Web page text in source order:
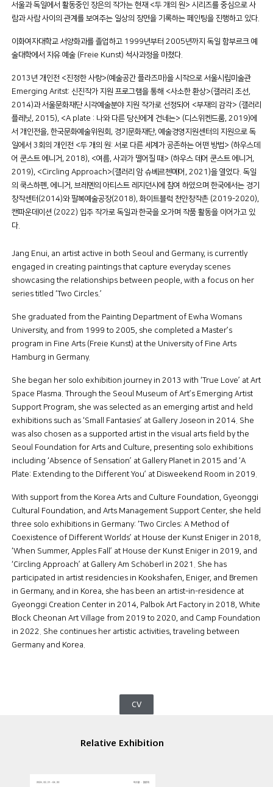
서울과 독일에서 활동중인 장은의 작가는 현재 <두 개의 원> 시리즈를 중심으로 사
람과 사람 사이의 관계를 보여주는 일상의 장면을 기록하는 페인팅을 진행하고 있다.
이화여자대학교 서양화과를 졸업하고 1999년부터 2005년까지 독일 함부르크 예
술대학에서 자유 예술 (Freie Kunst) 석사과정을 마쳤다.
2013년 개인전 <진정한 사랑>(예술공간 플라즈마)을 시작으로 서울시립미술관
Emerging Aritst: 신진작가 지원 프로그램을 통해 <사소한 환상>(갤러리 조선,
2014)과 서울문화재단 시각예술분야 지원 작가로 선정되어 <부재의 감각> (갤러리
플레닛, 2015), <A plate : 나와 다른 당신에게 건네는> (디스위켄드룸, 2019)에
서 개인전을, 한국문화예술위원회, 경기문화재단, 예술경영지원센터의 지원으로 독
일에서 3회의 개인전 <두 개의 원: 서로 다른 세계가 공존하는 어떤 방법> (하우스데
어 쿤스트 에니거, 2018), <여름, 사과가 떨어질 때> (하우스 데어 쿤스트 에니거,
2019), <Circling Approach>(갤러리 암 슈베르첸메어, 2021)을 열었다. 독일
의 쿡스하펜, 에니거, 브레멘의 아티스트 레지던시에 참여 하였으며 한국에서는 경기
창작센터(2014)와 팔복예술공장(2018), 화이트블럭 천안창작촌 (2019-2020),
캔파운데이션 (2022) 입주 작가로 독일과 한국을 오가며 작품 활동을 이어가고 있
다.
Jang Enui, an artist active in both Seoul and Germany, is currently
engaged in creating paintings that capture everyday scenes
showcasing the relationships between people, with a focus on her
series titled ‘Two Circles.’
She graduated from the Painting Department of Ewha Womans
University, and from 1999 to 2005, she completed a Master’s
program in Fine Arts (Freie Kunst) at the University of Fine Arts
Hamburg in Germany.
She began her solo exhibition journey in 2013 with ‘True Love’ at Art
Space Plasma. Through the Seoul Museum of Art’s Emerging Artist
Support Program, she was selected as an emerging artist and held
exhibitions such as ‘Small Fantasies’ at Gallery Joseon in 2014. She
was also chosen as a supported artist in the visual arts field by the
Seoul Foundation for Arts and Culture, presenting solo exhibitions
including ‘Absence of Sensation’ at Gallery Planet in 2015 and ‘A
Plate: Extending to the Different You’ at Disweekend Room in 2019.
With support from the Korea Arts and Culture Foundation, Gyeonggi
Cultural Foundation, and Arts Management Support Center, she held
three solo exhibitions in Germany: ‘Two Circles: A Method of
Coexistence of Different Worlds’ at House der Kunst Eniger in 2018,
‘When Summer, Apples Fall’ at House der Kunst Eniger in 2019, and
‘Circling Approach’ at Gallery Am Schöberl in 2021. She has
participated in artist residencies in Kookshafen, Eniger, and Bremen
in Germany, and in Korea, she has been an artist-in-residence at
Gyeonggi Creation Center in 2014, Palbok Art Factory in 2018, White
Block Cheonan Art Village from 2019 to 2020, and Camp Foundation
in 2022. She continues her artistic activities, traveling between
Germany and Korea.
CV
Relative Exhibition